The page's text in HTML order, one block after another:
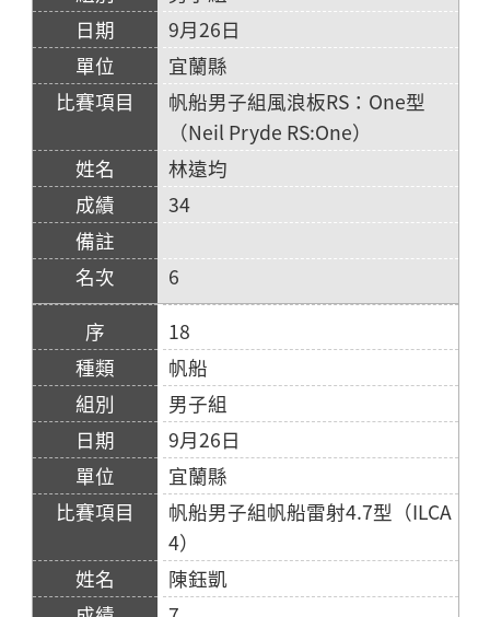
9月26日
宜蘭縣
帆船男子組風浪板RS：One型
（Neil Pryde RS:One）
林遠均
34
6
18
帆船
男子組
9月26日
宜蘭縣
帆船男子組帆船雷射4.7型（ILCA
4）
陳鈺凱